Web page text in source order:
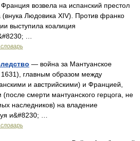
возвела на испанский престол
Людовика XIV). Против франко
выступила коалиция
…
— война за Мантуанское
1631), главным образом между
и австрийскими) и Францией,
смерти мантуанского герцога, не
наследников) на владение
и&#8230; …